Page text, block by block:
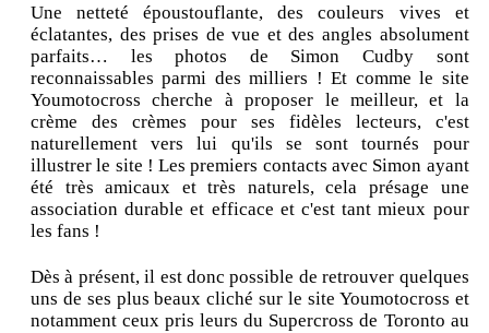
Une netteté époustouflante, des couleurs vives et
éclatantes, des prises de vue et des angles absolument
parfaits… les photos de Simon Cudby sont
reconnaissables parmi des milliers ! Et comme le site
Youmotocross cherche à proposer le meilleur, et la
crème des crèmes pour ses fidèles lecteurs, c'est
naturellement vers lui qu'ils se sont tournés pour
illustrer le site ! Les premiers contacts avec Simon ayant
été très amicaux et très naturels, cela présage une
association durable et efficace et c'est tant mieux pour
les fans !
Dès à présent, il est donc possible de retrouver quelques
uns de ses plus beaux cliché sur le site Youmotocross et
notamment ceux pris leurs du Supercross de Toronto au